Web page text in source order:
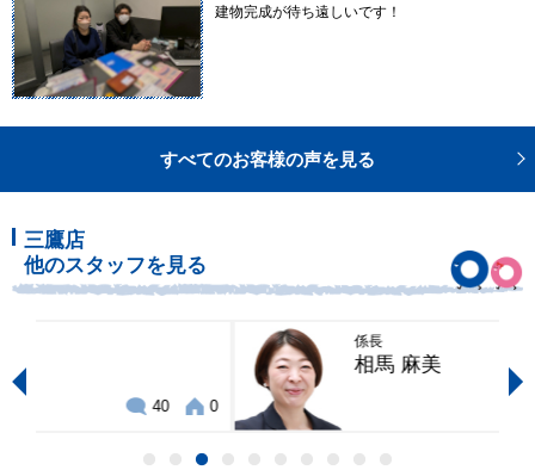
建物完成が待ち遠しいです！
すべてのお客様の声を見る
三鷹店
他のスタッフを見る